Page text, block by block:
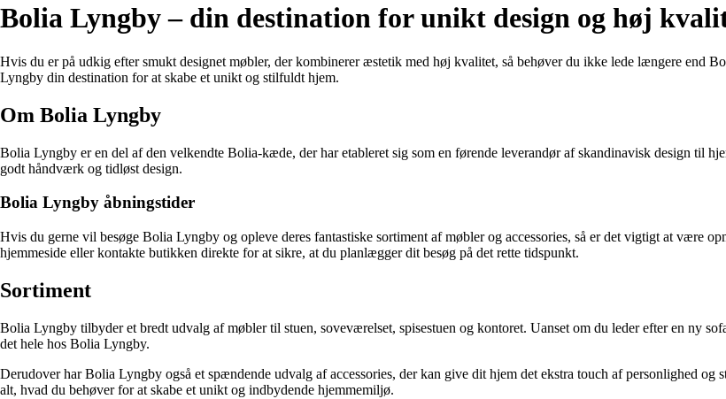
Bolia Lyngby – din destination for unikt design og høj
Hvis du er på udkig efter smukt designet møbler, der kombinerer æstetik med høj kvalitet, så behøver du ikke lede længere end
Lyngby din destination for at skabe et unikt og stilfuldt hjem.
Om Bolia Lyngby
Bolia Lyngby er en del af den velkendte Bolia-kæde, der har etableret sig som en førende leverandør af skandinavisk design til
godt håndværk og tidløst design.
Bolia Lyngby åbningstider
Hvis du gerne vil besøge Bolia Lyngby og opleve deres fantastiske sortiment af møbler og accessories, så er det vigtigt at være
hjemmeside eller kontakte butikken direkte for at sikre, at du planlægger dit besøg på det rette tidspunkt.
Sortiment
Bolia Lyngby tilbyder et bredt udvalg af møbler til stuen, soveværelset, spisestuen og kontoret. Uanset om du leder efter en ny
det hele hos Bolia Lyngby.
Derudover har Bolia Lyngby også et spændende udvalg af accessories, der kan give dit hjem det ekstra touch af personlighed
alt, hvad du behøver for at skabe et unikt og indbydende hjemmemiljø.